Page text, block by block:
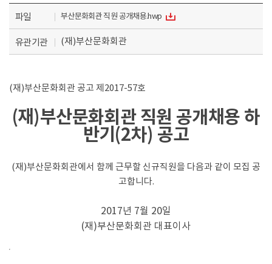
파일 부산문화회관 직원 공개채용.hwp
유관기관 (재)부산문화회관
(재)부산문화회관 공고 제2017-57호
(재)부산문화회관 직원 공개채용 하
반기(2차) 공고
(재)부산문화회관에서 함께 근무할 신규직원을 다음과 같이 모집 공
고합니다.
2017년 7월 20일
(재)부산문화회관 대표이사